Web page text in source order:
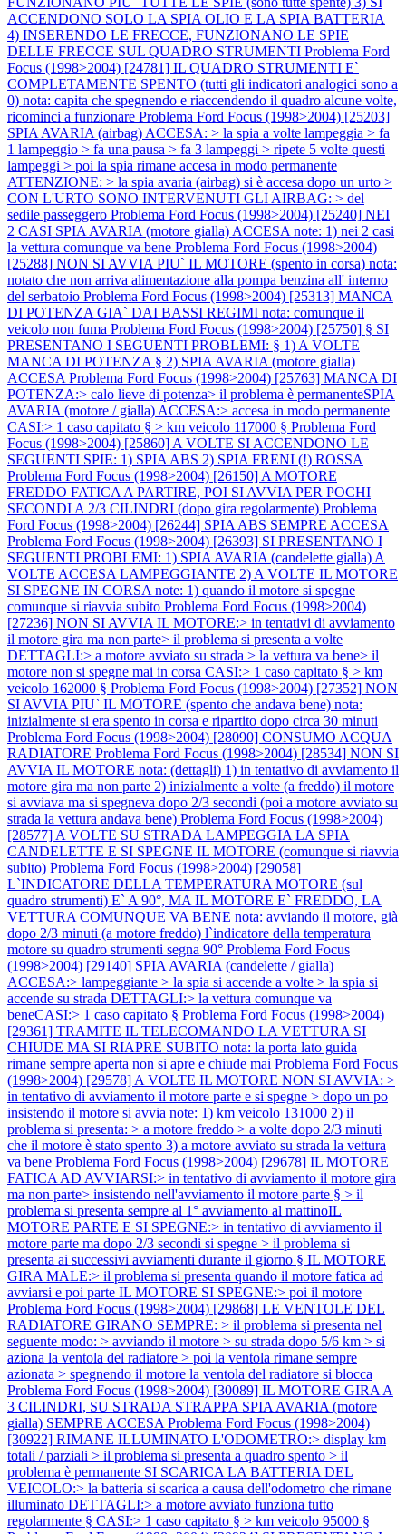
ACCENDONO SOLO LA SPIA OLIO E LA SPIA BATTERIA
4) INSERENDO LE FRECCE, FUNZIONANO LE SPIE
DELLE FRECCE SUL QUADRO STRUMENTI Problema Ford
Focus (1998>2004) [24781] IL QUADRO STRUMENTI E`
COMPLETAMENTE SPENTO (tutti gli indicatori analogici sono a
0) nota: capita che spegnendo e riaccendendo il quadro alcune volte,
ricominci a funzionare Problema Ford Focus (1998>2004) [25203]
SPIA AVARIA (airbag) ACCESA: > la spia a volte lampeggia > fa
1 lampeggio > fa una pausa > fa 3 lampeggi > ripete 5 volte questi
lampeggi > poi la spia rimane accesa in modo permanente
ATTENZIONE: > la spia avaria (airbag) si è accesa dopo un urto >
CON L'URTO SONO INTERVENUTI GLI AIRBAG: > del
sedile passeggero Problema Ford Focus (1998>2004) [25240] NEI
2 CASI SPIA AVARIA (motore gialla) ACCESA note: 1) nei 2 casi
la vettura comunque va bene Problema Ford Focus (1998>2004)
[25288] NON SI AVVIA PIU` IL MOTORE (spento in corsa) nota:
notato che non arriva alimentazione alla pompa benzina all' interno
del serbatoio Problema Ford Focus (1998>2004) [25313] MANCA
DI POTENZA GIA` DAI BASSI REGIMI nota: comunque il
veicolo non fuma Problema Ford Focus (1998>2004) [25750] § SI
PRESENTANO I SEGUENTI PROBLEMI: § 1) A VOLTE
MANCA DI POTENZA § 2) SPIA AVARIA (motore gialla)
ACCESA Problema Ford Focus (1998>2004) [25763] MANCA DI
POTENZA:> calo lieve di potenza> il problema è permanenteSPIA
AVARIA (motore / gialla) ACCESA:> accesa in modo permanente
CASI:> 1 caso capitato § > km veicolo 117000 § Problema Ford
Focus (1998>2004) [25860] A VOLTE SI ACCENDONO LE
SEGUENTI SPIE: 1) SPIA ABS 2) SPIA FRENI (!) ROSSA
Problema Ford Focus (1998>2004) [26150] A MOTORE
FREDDO FATICA A PARTIRE, POI SI AVVIA PER POCHI
SECONDI A 2/3 CILINDRI (dopo gira regolarmente) Problema
Ford Focus (1998>2004) [26244] SPIA ABS SEMPRE ACCESA
Problema Ford Focus (1998>2004) [26393] SI PRESENTANO I
SEGUENTI PROBLEMI: 1) SPIA AVARIA (candelette gialla) A
VOLTE ACCESA LAMPEGGIANTE 2) A VOLTE IL MOTORE
SI SPEGNE IN CORSA note: 1) quando il motore si spegne
comunque si riavvia subito Problema Ford Focus (1998>2004)
[27236] NON SI AVVIA IL MOTORE:> in tentativi di avviamento
il motore gira ma non parte> il problema si presenta a volte
DETTAGLI:> a motore avviato su strada > la vettura va bene> il
motore non si spegne mai in corsa CASI:> 1 caso capitato § > km
veicolo 162000 § Problema Ford Focus (1998>2004) [27352] NON
SI AVVIA PIU` IL MOTORE (spento che andava bene) nota:
inizialmente si era spento in corsa e ripartito dopo circa 30 minuti
Problema Ford Focus (1998>2004) [28090] CONSUMO ACQUA
RADIATORE Problema Ford Focus (1998>2004) [28534] NON SI
AVVIA IL MOTORE nota: (dettagli) 1) in tentativo di avviamento il
motore gira ma non parte 2) inizialmente a volte (a freddo) il motore
si avviava ma si spegneva dopo 2/3 secondi (poi a motore avviato su
strada la vettura andava bene) Problema Ford Focus (1998>2004)
[28577] A VOLTE SU STRADA LAMPEGGIA LA SPIA
CANDELETTE E SI SPEGNE IL MOTORE (comunque si riavvia
subito) Problema Ford Focus (1998>2004) [29058]
L`INDICATORE DELLA TEMPERATURA MOTORE (sul
quadro strumenti) E` A 90°, MA IL MOTORE E` FREDDO, LA
VETTURA COMUNQUE VA BENE nota: avviando il motore, già
dopo 2/3 minuti (a motore freddo) l`indicatore della temperatura
motore su quadro strumenti segna 90° Problema Ford Focus
(1998>2004) [29140] SPIA AVARIA (candelette / gialla)
ACCESA:> lampeggiante > la spia si accende a volte > la spia si
accende su strada DETTAGLI:> la vettura comunque va
beneCASI:> 1 caso capitato § Problema Ford Focus (1998>2004)
[29361] TRAMITE IL TELECOMANDO LA VETTURA SI
CHIUDE MA SI RIAPRE SUBITO nota: la porta lato guida
rimane sempre aperta non si apre e chiude mai Problema Ford Focus
(1998>2004) [29578] A VOLTE IL MOTORE NON SI AVVIA: >
in tentativo di avviamento il motore parte e si spegne > dopo un po
insistendo il motore si avvia note: 1) km veicolo 131000 2) il
problema si presenta: > a motore freddo > a volte dopo 2/3 minuti
che il motore è stato spento 3) a motore avviato su strada la vettura
va bene Problema Ford Focus (1998>2004) [29678] IL MOTORE
FATICA AD AVVIARSI:> in tentativo di avviamento il motore gira
ma non parte> insistendo nell'avviamento il motore parte § > il
problema si presenta sempre al 1° avviamento al mattinoIL
MOTORE PARTE E SI SPEGNE:> in tentativo di avviamento il
motore parte ma dopo 2/3 secondi si spegne > il problema si
presenta ai successivi avviamenti durante il giorno § IL MOTORE
GIRA MALE:> il problema si presenta quando il motore fatica ad
avviarsi e poi parte IL MOTORE SI SPEGNE:> poi il motore
Problema Ford Focus (1998>2004) [29868] LE VENTOLE DEL
RADIATORE GIRANO SEMPRE: > il problema si presenta nel
seguente modo: > avviando il motore > su strada dopo 5/6 km > si
aziona la ventola del radiatore > poi la ventola rimane sempre
azionata > spegnendo il motore la ventola del radiatore si blocca
Problema Ford Focus (1998>2004) [30089] IL MOTORE GIRA A
3 CILINDRI, SU STRADA STRAPPA SPIA AVARIA (motore
gialla) SEMPRE ACCESA Problema Ford Focus (1998>2004)
[30922] RIMANE ILLUMINATO L'ODOMETRO:> display km
totali / parziali > il problema si presenta a quadro spento > il
problema è permanente SI SCARICA LA BATTERIA DEL
VEICOLO:> la batteria si scarica a causa dell'odometro che rimane
illuminato DETTAGLI:> a motore avviato funziona tutto
regolarmente § CASI:> 1 caso capitato § > km veicolo 95000 §